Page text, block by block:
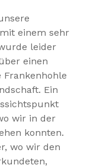
einem sehr
leider
einen
Frankenhohle
Ein
wir in der
konnten.
wo wir den